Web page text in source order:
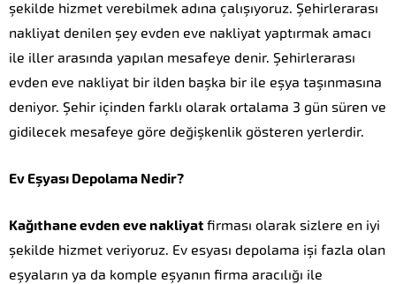
şekilde hizmet verebilmek adına çalışıyoruz. Şehirlerarası
nakliyat denilen şey evden eve nakliyat yaptırmak amacı
ile iller arasında yapılan mesafeye denir. Şehirlerarası
evden eve nakliyat bir ilden başka bir ile eşya taşınmasına
deniyor. Şehir içinden farklı olarak ortalama 3 gün süren ve
gidilecek mesafeye göre değişkenlik gösteren yerlerdir.
Ev Eşyası Depolama Nedir?
Kağıthane evden eve nakliyat firması olarak sizlere en iyi
şekilde hizmet veriyoruz. Ev esyası depolama işi fazla olan
eşyaların ya da komple eşyanın firma aracılığı ile